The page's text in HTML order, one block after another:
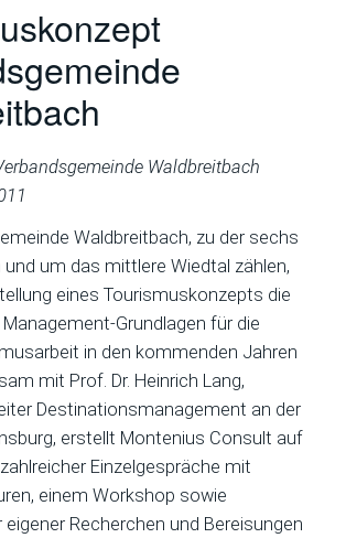
Waldbreitbach
Waldbreitbach, zu der sechs
und um das mittlere Wiedtal zählen,
eines Tourismuskonzepts die
Grundlagen für die
in den kommenden Jahren
mit Prof. Dr. Heinrich Lang,
Destinationsmanagement an der
erstellt Montenius Consult auf
Einzelgespräche mit
einem Workshop sowie
Recherchen und Bereisungen